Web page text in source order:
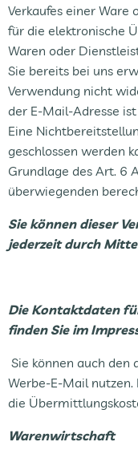
Verkaufes einer
für die elektronische
Waren oder
Sie bereits bei uns
Verwendung nicht
der E-Mail-Adresse
Eine
geschlossen werden
Grundlage des Art. 6
überwiegenden
Sie können dieser
jederzeit durch
Die Kontaktdaten
finden Sie im
Sie können auch den
Werbe-E-Mail
die
Warenwirtschaft